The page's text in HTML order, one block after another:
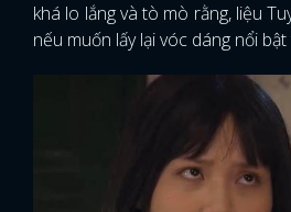
khá lo lắng và tò mò rằng, liệu
nếu muốn lấy lại vóc dáng nổi